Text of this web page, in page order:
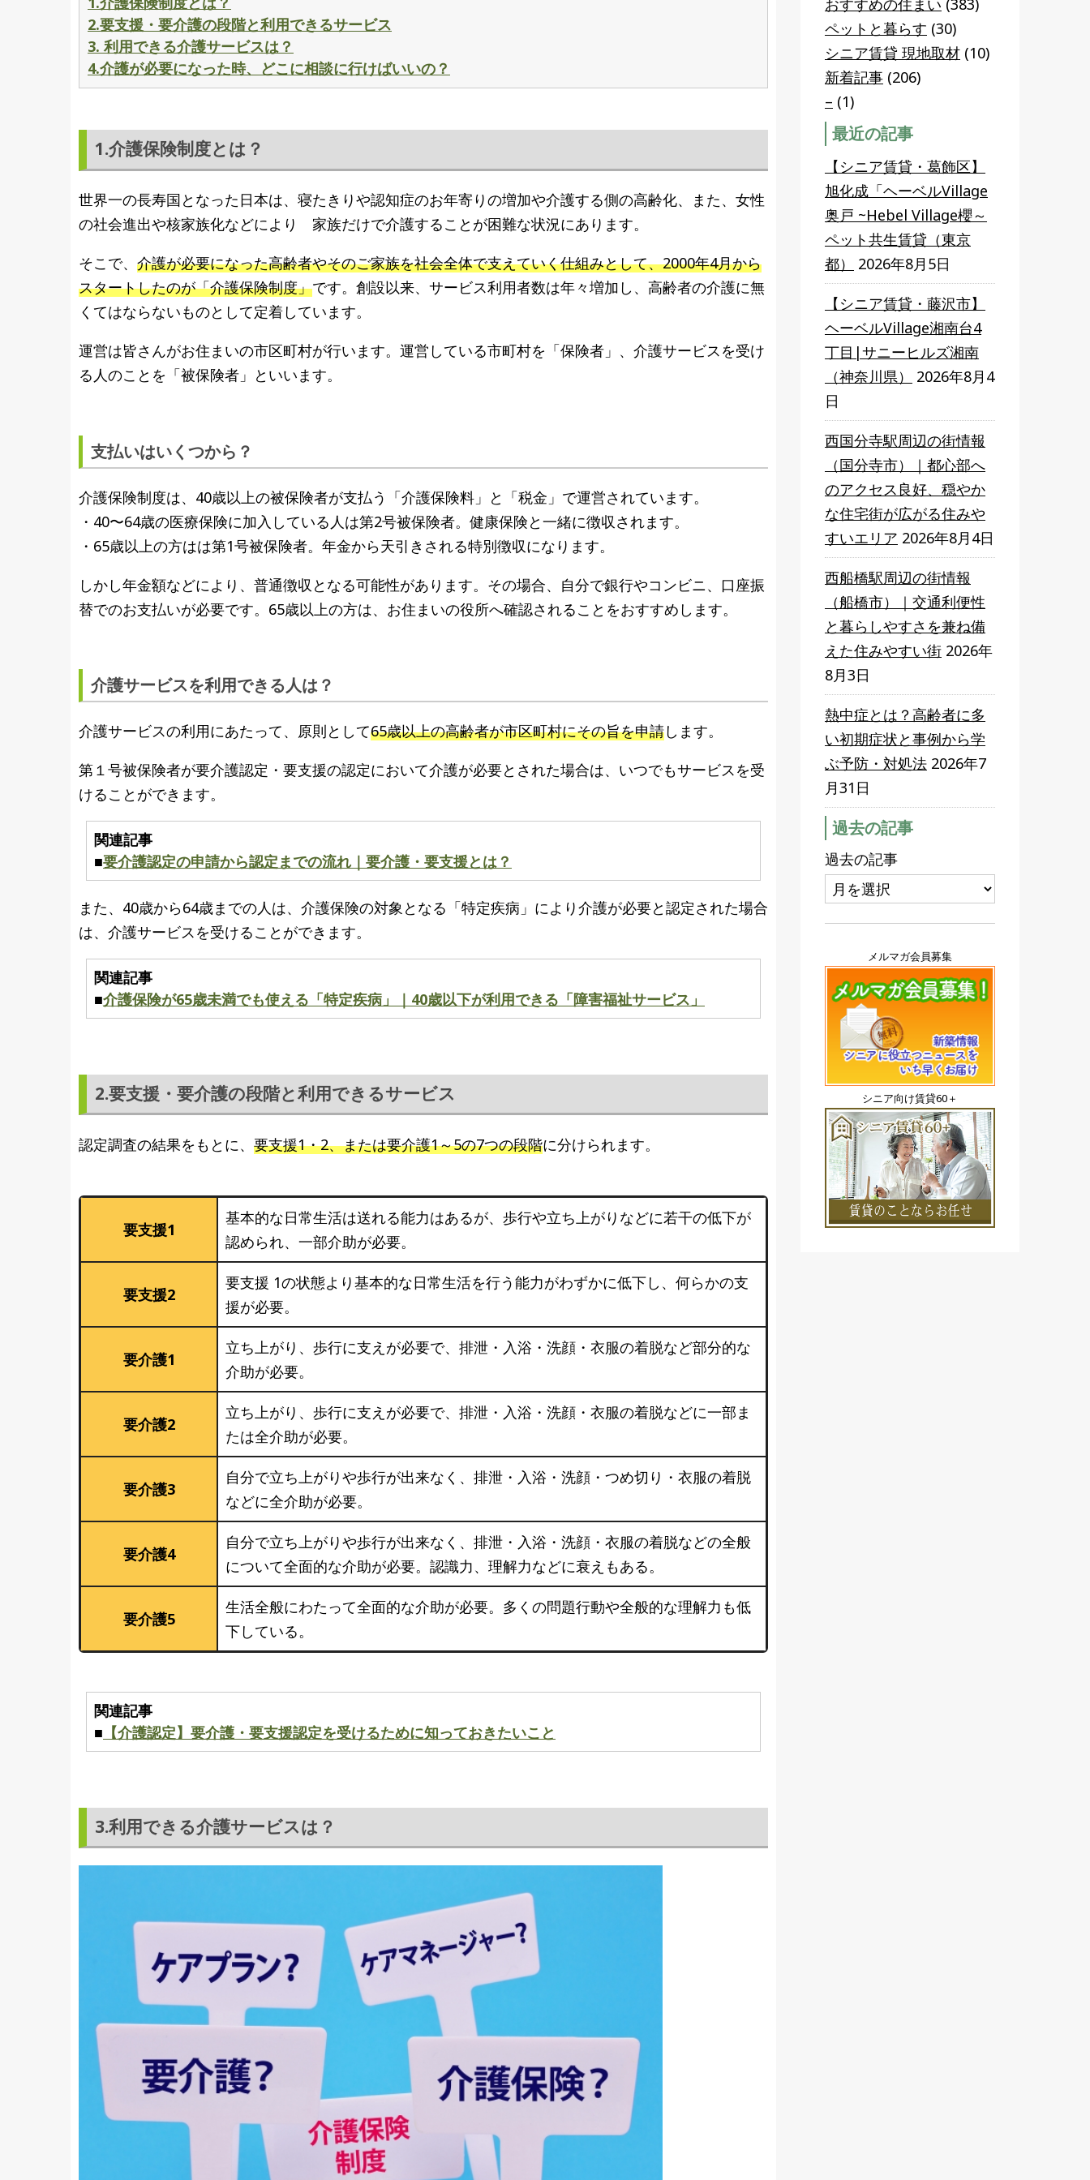
2.要支援・要介護の段階と利用できるサービス
3. 利用できる介護サービスは？
4.介護が必要になった時、どこに相談に行けばいいの？
1.介護保険制度とは？
世界一の長寿国となった日本は、寝たきりや認知症のお年寄りの増加や介護する側の高齢化、また、女性
の社会進出や核家族化などにより 家族だけで介護することが困難な状況にあります。
そこで、 介護が必要になった高齢者やそのご家族を社会全体で支えていく仕組みとして、2000年4月から
スタートしたのが「介護保険制度」です。創設以来、サービス利用者数は年々増加し、高齢者の介護に無
くてはならないものとして定着しています。
運営は皆さんがお住まいの市区町村が行います。運営している市町村を「保険者」、介護サービスを受け
る人のことを「被保険者」といいます。
支払いはいくつから？
介護保険制度は、40歳以上の被保険者が支払う「介護保険料」と「税金」で運営されています。
・40〜64歳の医療保険に加入している人は第2号被保険者。健康保険と一緒に徴収されます。
・65歳以上の方はは第1号被保険者。年金から天引きされる特別徴収になります。
しかし年金額などにより、普通徴収となる可能性があります。その場合、自分で銀行やコンビニ、口座振
替でのお支払いが必要です。65歳以上の方は、お住まいの役所へ確認されることをおすすめします。
介護サービスを利用できる人は？
介護サービスの利用にあたって、原則として65歳以上の高齢者が市区町村にその旨を申請します。
第１号被保険者が要介護認定・要支援の認定において介護が必要とされた場合は、いつでもサービスを受
けることができます。
関連記事
■要介護認定の申請から認定までの流れ｜要介護・要支援とは？
また、40歳から64歳までの人は、介護保険の対象となる「特定疾病」により介護が必要と認定された場合
は、介護サービスを受けることができます。
関連記事
■介護保険が65歳未満でも使える「特定疾病」｜40歳以下が利用できる「障害福祉サービス」
2.要支援・要介護の段階と利用できるサービス
認定調査の結果をもとに、 要支援1・2、または要介護1～5の7つの段階に分けられます。
要支援1
基本的な日常生活は送れる能力はあるが、歩行や立ち上がりなどに若干の低下が
認められ、一部介助が必要。
要支援2
要支援 1の状態より基本的な日常生活を行う能力がわずかに低下し、何らかの支
援が必要。
要介護1
立ち上がり、歩行に支えが必要で、排泄・入浴・洗顔・衣服の着脱など部分的な
介助が必要。
要介護2
立ち上がり、歩行に支えが必要で、排泄・入浴・洗顔・衣服の着脱などに一部ま
たは全介助が必要。
要介護3
自分で立ち上がりや歩行が出来なく、排泄・入浴・洗顔・つめ切り・衣服の着脱
などに全介助が必要。
要介護4
自分で立ち上がりや歩行が出来なく、排泄・入浴・洗顔・衣服の着脱などの全般
について全面的な介助が必要。認識力、理解力などに衰えもある。
要介護5
生活全般にわたって全面的な介助が必要。多くの問題行動や全般的な理解力も低
下している。
関連記事
■ 【介護認定】要介護・要支援認定を受けるために知っておきたいこと
3.利用できる介護サービスは？
おすすめの住まい (383)
ペットと暮らす (30)
シニア賃貸 現地取材 (10)
新着記事 (206)
– (1)
最近の記事
【シニア賃貸・葛飾区】
旭化成「ヘーベルVillage
奥戸 ~Hebel Village櫻～
ペット共生賃貸（東京
都）
2026年8月5日
【シニア賃貸・藤沢市】
ヘーベルVillage湘南台4
丁目|サニーヒルズ湘南
（神奈川県）
2026年8月4
日
西国分寺駅周辺の街情報
（国分寺市）｜都心部へ
のアクセス良好、穏やか
な住宅街が広がる住みや
すいエリア 2026年8月4日
西船橋駅周辺の街情報
（船橋市）｜交通利便性
と暮らしやすさを兼ね備
えた住みやすい街 2026年
8月3日
熱中症とは？高齢者に多
い初期症状と事例から学
ぶ予防・対処法 2026年7
月31日
過去の記事
過去の記事
メルマガ会員募集
シニア向け賃貸60＋